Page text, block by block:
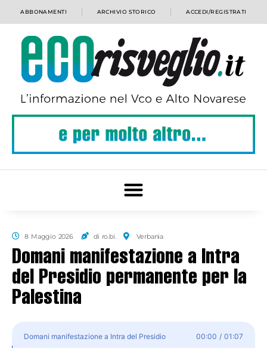
ABBONAMENTI ARCHIVIO STORICO ACCEDI/REGISTRATI
8 Maggio 2026 di ro.bi. Verbania
Domani manifestazione a Intra
del Presidio permanente per la
Palestina
Domani manifestazione a Intra del Presidio
00:00 / 01:07